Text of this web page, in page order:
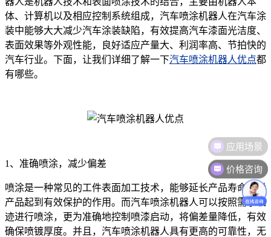
体、计算机以及相应控制系统组成，汽车喷涂机器人在汽车涂
装中能够大大减少汽车涂装缺陷，有效提高汽车漆面光洁度、
表面效果等外观性能，良好适应产量大、利润率高、节拍快的
汽车行业。下面，让我们详细了解一下汽车喷涂机器人优点都
有哪些。
1、准确喷涂，减少偏差
喷涂是一种常见的工件表面加工技术，能够延长产品寿命，对
产品起到有效保护的作用。而汽车喷涂机器人可以按照需求轨
迹进行喷涂，更为准确地控制喷漆启动，将偏差量降低，有效
确保喷镀厚度。并且，汽车喷涂机器人具有更高的可靠性，无
应用场景
价格咨询